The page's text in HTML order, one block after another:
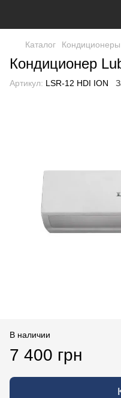
Каталог Кондиционеры
Кондиционер
Артикул: LSR-12 HDI ION
В наличии
7 400 грн